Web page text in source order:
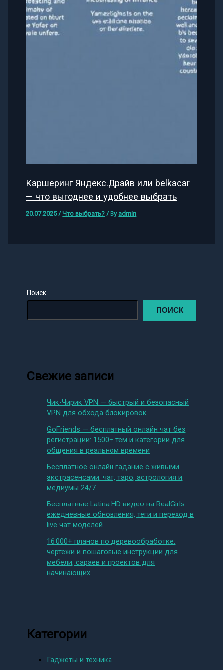
Каршеринг Яндекс.Драйв или belkacar
— что выгоднее и удобнее выбрать
20.07.2025/Что выбрать? / By admin
Поиск
ПОИСК
Свежие записи
Чик-Чирик VPN — быстрый и безопасный
VPN для обхода блокировок
GoFriends — бесплатный онлайн чат без
регистрации: 1500+ тем и категории для
общения в реальном времени
Бесплатное онлайн гадание с живыми
экстрасенсами: чат, таро, астрология и
медиумы 24/7
Бесплатные Latina HD видео на RealGirls:
ежедневные обновления, теги и переход в
live чат моделей
16 000+ планов по деревообработке:
чертежи и пошаговые инструкции для
мебели, сараев и проектов для
начинающих
Категории
Гаджеты и техника